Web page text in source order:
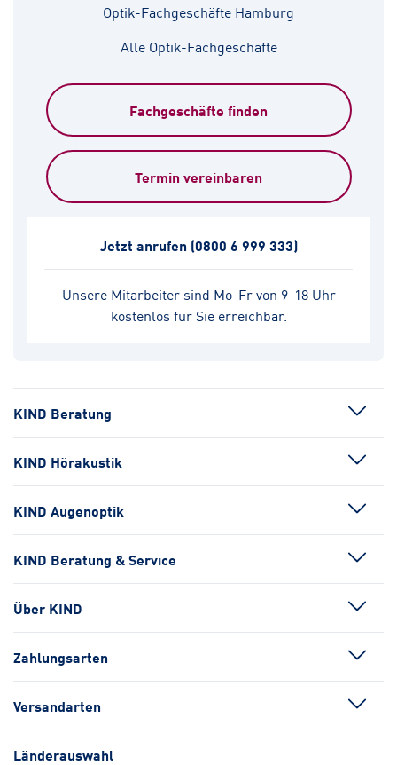
Optik-Fachgeschäfte Hamburg
Alle Optik-Fachgeschäfte
Fachgeschäfte finden
Termin vereinbaren
Unsere Mitarbeiter sind Mo-Fr von 9-18 Uhr
kostenlos für Sie erreichbar.
Jetzt anrufen (0800 6 999 333)
KIND Beratung
KIND Hörakustik
KIND Augenoptik
KIND Beratung & Service
Über KIND
Zahlungsarten
Versandarten
Länderauswahl